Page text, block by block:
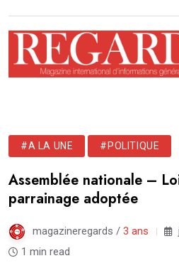
#A LA UNE #POLITIQUE
Assemblée nationale –
parrainage adoptée
magazineregards / 3 ans
1 min read